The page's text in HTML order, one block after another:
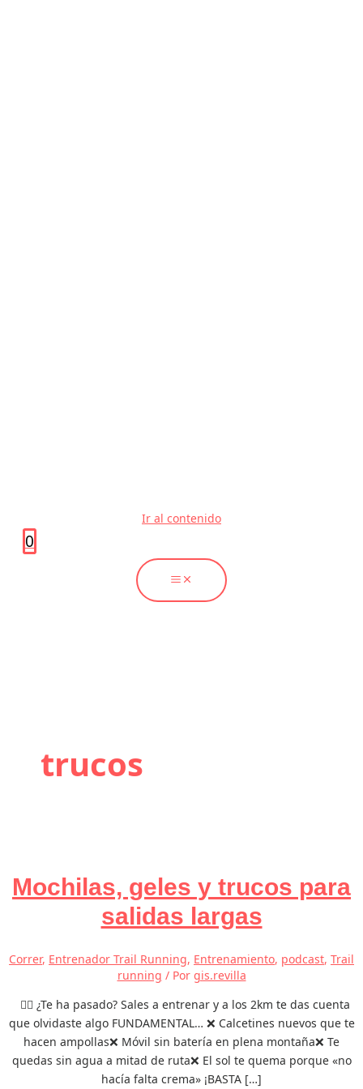
Ir al contenido
0
trucos
Mochilas, geles y trucos para
salidas largas
Correr, Entrenador Trail Running, Entrenamiento, podcast, Trail
running / Por gis.revilla
🏃‍♂️ ¿Te ha pasado? Sales a entrenar y a los 2km te das cuenta
que olvidaste algo FUNDAMENTAL… ❌ Calcetines nuevos que te
hacen ampollas❌ Móvil sin batería en plena montaña❌ Te
quedas sin agua a mitad de ruta❌ El sol te quema porque «no
hacía falta crema» ¡BASTA […]